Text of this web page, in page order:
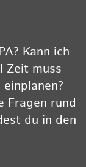
Kann ich
Zeit muss
Fragen rund
du in den